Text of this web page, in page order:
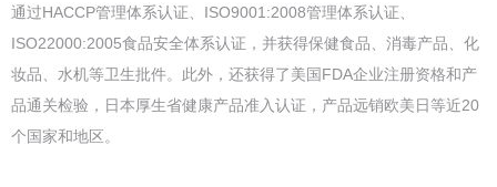
通过HACCP管理体系认证、ISO9001:2008管理体系认证、
ISO22000:2005食品安全体系认证，并获得保健食品、消毒产品、化
妆品、水机等卫生批件。此外，还获得了美国FDA企业注册资格和产
品通关检验，日本厚生省健康产品准入认证，产品远销欧美日等近20
个国家和地区。